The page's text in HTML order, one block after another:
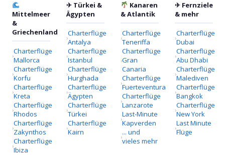
Mittelmeer
&
Griechenland
Charterflüge
Mallorca
Charterflüge
Korfu
Charterflüge
Kreta
Charterflüge
Rhodos
Charterflüge
Zakynthos
Charterflüge
Ibiza
✈ Türkei &
Ägypten
Charterflüge
Antalya
Charterflüge
Istanbul
Charterflüge
Hurghada
Charterflüge
Ägypten
Charterflüge
Türkei
Charterflüge
Kairn
Kanaren
& Atlantik
Charterflüge
Teneriffa
Charterflüge
Gran
Canaria
Charterflüge
Fuerteventura
Charterflüge
Lanzarote
Last-Minute
Kapverden
... und
vieles mehr
✈ Fernziele
& mehr
Charterflüge
Dubai
Charterflüge
Abu Dhabi
Charterflüge
Malediven
Charterflüge
Bangkok
Charterflüge
New York
Last Minute
Flüge